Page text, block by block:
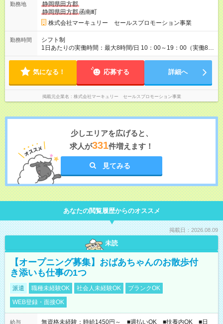
給与は本採用時と同じです。
勤務地
静岡県田方郡
静岡県田方郡函南町
株式会社マーキュリー セールスプロモーション事業
勤務時間
シフト制
1日あたりの実働時間：最大8時間/日 10：00～19：00（実働8時
間） ※勤務地により、異なる場合あり
気になる！ 応募する 詳細へ
掲載元企業名 株式会社マーキュリー セールスプロモーション事業
少しエリアを広げると、
求人が331件増えます！
見てみる
あなたの閲覧履歴からのオススメ
掲載日：2026.08.09
未読
【オープニング募集】おばあちゃんのお散歩付
き添いも仕事の1つ
派遣 職種未経験OK 社会人未経験OK
ブランクOK
WEB登録・面接OK
給与 無資格未経験：時給1450円～ ■週払いOK ■扶養内OK ■日